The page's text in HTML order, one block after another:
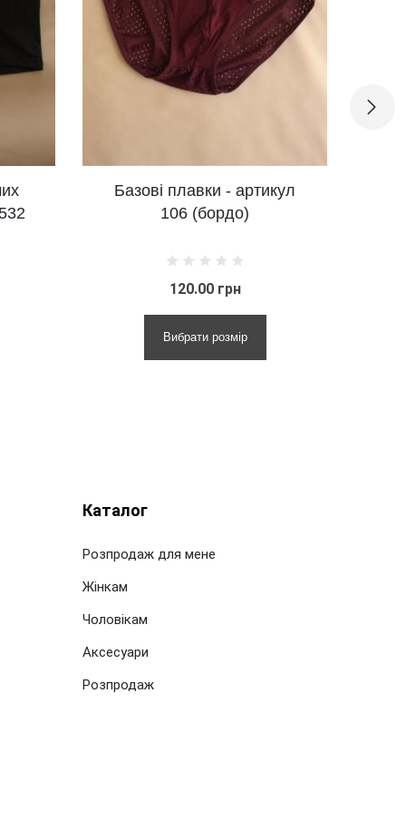
плавки - артикул
Базові плавки -
Каталог
Розпродаж для мене
Жінкам
Чоловікам
Аксесуари
Розпродаж